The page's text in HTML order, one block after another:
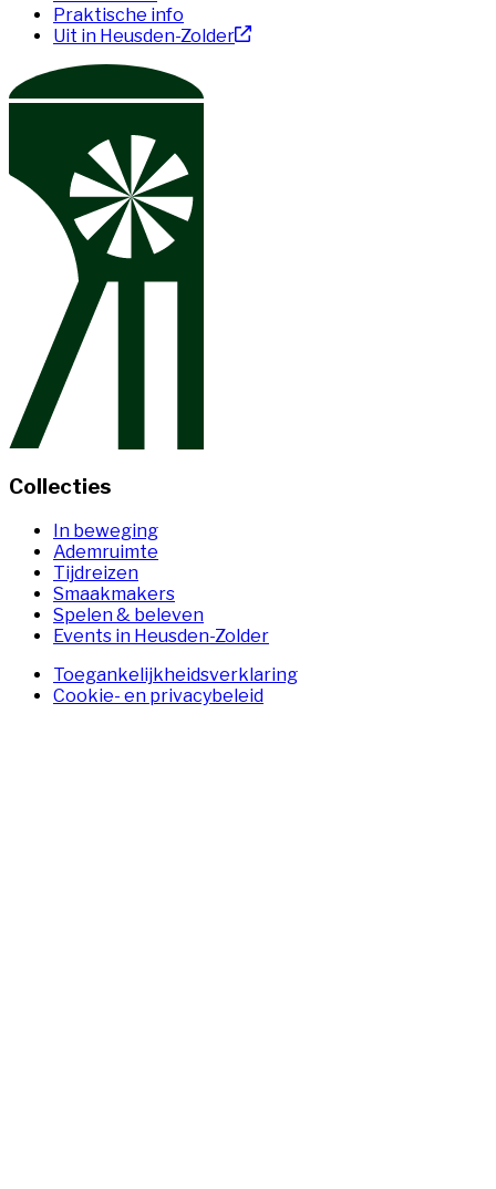
Praktische info
Uit in Heusden-Zolder
Collecties
In beweging
Ademruimte
Tijdreizen
Smaakmakers
Spelen & beleven
Events in Heusden-Zolder
Toegankelijkheidsverklaring
Cookie- en privacybeleid